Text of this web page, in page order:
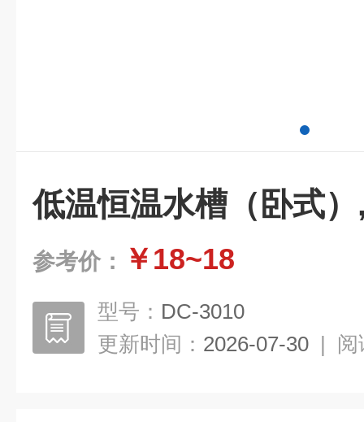
低温恒温水槽（卧式
参考价： ￥18~18
型号： DC-3010
更新时间： 2026-07-30 | 阅